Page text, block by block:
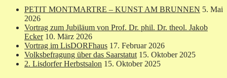
PETIT MONTMARTRE – KUNST AM BRUNNEN 5. Mai
2026
Vortrag zum Jubiläum von Prof. Dr. phil. Dr. theol. Jakob
Ecker 10. März 2026
Vortrag im LisDORFhaus 17. Februar 2026
Volksbefragung über das Saarstatut 15. Oktober 2025
2. Lisdorfer Herbstsalon 15. Oktober 2025